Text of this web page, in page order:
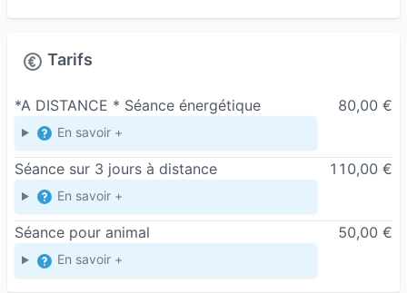
Stress et anxiété
Douleurs physiques sans cause médicale
apparente
Déséquilibres émotionnels
Libération des mémoires cellulaires émotionnels
Schémas répétitifs
En rétablissant l’harmonie énergétique, ces soins
soutiennent les processus naturels de guérison
du corps et de l’esprit.
Tarifs
*A DISTANCE * Séance énergétique
En savoir +
80,00 €
Séance sur 3 jours à distance
En savoir +
110,00 €
Séance pour animal
En savoir +
50,00 €